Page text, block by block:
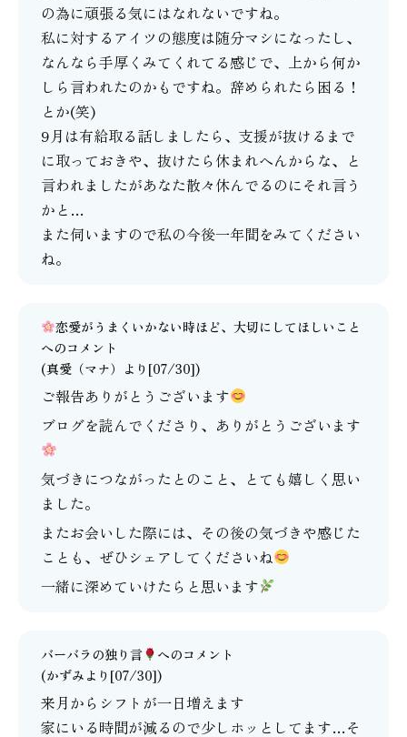
の為に頑張る気にはなれないですね。
私に対するアイツの態度は随分マシになったし、
なんなら手厚くみてくれてる感じで、上から何か
しら言われたのかもですね。辞められたら困る！
とか(笑)
9月は有給取る話しましたら、支援が抜けるまで
に取っておきや、抜けたら休まれへんからな、と
言われましたがあなた散々休んでるのにそれ言う
かと…
また伺いますので私の今後一年間をみてください
ね。
恋愛がうまくいかない時ほど、大切にしてほしいこと
へのコメント
(真愛（マナ） より[07/30])
ご報告ありがとうございます
ブログを読んでくださり、ありがとうございます
気づきにつながったとのこと、とても嬉しく思い
ました。
またお会いした際には、その後の気づきや感じた
ことも、ぜひシェアしてくださいね
一緒に深めていけたらと思います
バーバラの独り言
へのコメント
(かずみより[07/30])
来月からシフトが一日増えます
家にいる時間が減るので少しホッとしてます…そ